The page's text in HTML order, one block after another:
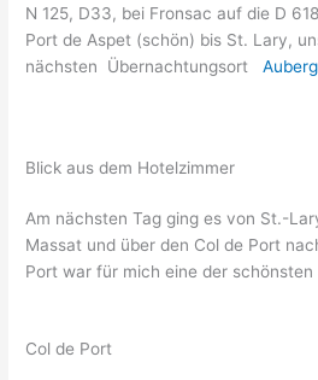
N 125, D33, bei Fronsac auf die D
Port de Aspet (schön) bis St. Lary,
nächsten Übernachtungsort
Blick aus dem Hotelzimmer
Am nächsten Tag ging es von St.-
Massat und über den Col de Port
Port war für mich eine der schönsten
Col de Port